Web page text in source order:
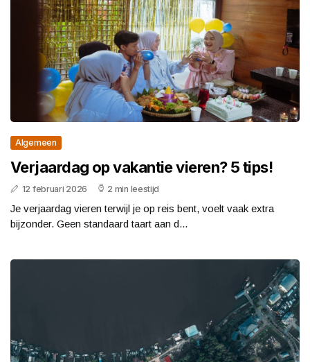
Algemeen
Verjaardag op vakantie vieren? 5 tips!
12 februari 2026 2 min leestijd
Je verjaardag vieren terwijl je op reis bent, voelt vaak extra
bijzonder. Geen standaard taart aan d...